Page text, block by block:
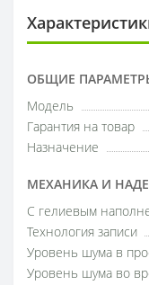
ОБЩИЕ
Модель
Гарантия на товар
Назначение
МЕХАНИКА И
С гелиевым
Технология записи
Уровень шума в
Уровень шума во